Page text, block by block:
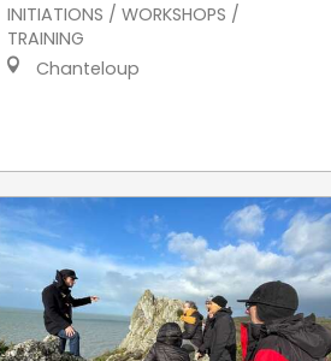
INITIATIONS / WORKSHOPS /
TRAINING
Chanteloup